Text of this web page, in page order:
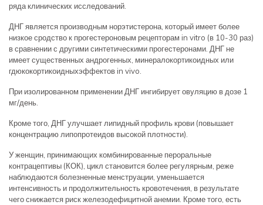
ряда клинических исследований.
ДНГ является производным норэтистерона, который имеет более
низкое сродство к прогестероновым рецепторам in vitro (в 10-30 раз)
в сравнении с другими синтетическими прогестеронами. ДНГ не
имеет существенных андрогенных, минералокортикоидных или
гдюкокортикоидныхэффектов in vivo.
При изолированном применении ДНГ ингибирует овуляцию в дозе 1
мг/день.
Кроме того, ДНГ улучшает липидный профиль крови (повышает
концентрацию липопротеидов высокой плотности).
У женщин, принимающих комбинированные пероральные
контрацептивы (КОК), цикл становится более регулярным, реже
наблюдаются болезненные менструации, уменьшается
интенсивность и продолжительность кровотечения, в результате
чего снижается риск железодефицитной анемии. Кроме того, есть